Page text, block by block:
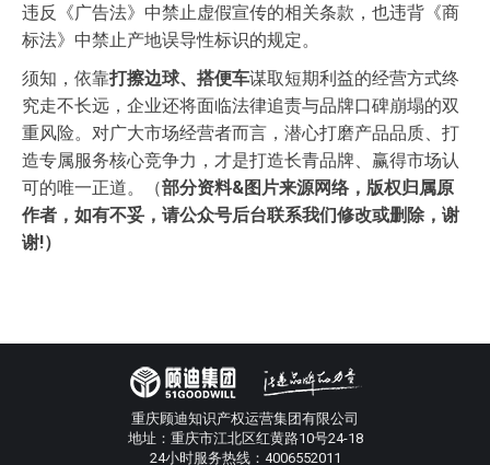
违反《广告法》中禁止虚假宣传的相关条款，也违背 《商
标法》 中禁止产地误导性标识的规定。
须知，依靠打擦边球、搭便车谋取短期利益的经营方式终
究走不长远，企业还将面临法律追责与品牌口碑崩塌的双
重风险。对广大市场经营者而言，潜心打磨产品品质、打
造专属服务核心竞争力，才是打造长青品牌、赢得市场认
可的唯一正道。（部分资料&图片来源网络，版权归属原
作者，如有不妥，请公众号后台联系我们修改或删除，谢
谢!）
重庆顾迪知识产权运营集团有限公司
地址：重庆市江北区红黄路10号24-18
24小时服务热线：4006552011